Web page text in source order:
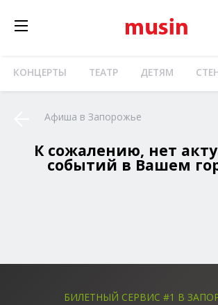
КОНЦЕРТЫ ТЕАТР ДЕТЯМ
Афиша в Запорожье
К сожалению, нет
событий в Вашем
БИЛЕТНЫЙ СЕРВИС #1 В